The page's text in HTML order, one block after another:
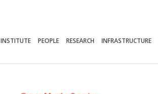
INSTITUTE PEOPLE RESEARCH INFRASTRUCTURE